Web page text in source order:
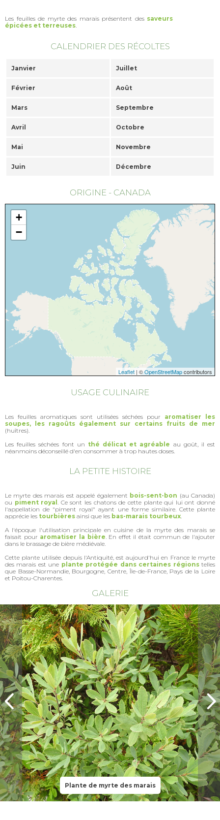
Les feuilles de myrte des marais présentent des saveurs
épicées et terreuses
CALENDRIER DES RÉCOLTES
Janvier Juillet
Février Août
Mars Septembre
Avril Octobre
Mai Novembre
Juin Décembre
ORIGINE - CANADA
+
−
Leaflet | ©OpenStreetMapcontributors
USAGE CULINAIRE
Les feuilles aromatiques sont utilisées séchées pour aromatiser les
soupes, les ragoûts également sur certains fruits de mer
(huîtres).
Les feuilles séchées font un thé délicat et agréable au goût, il est
néanmoins déconseillé d'en consommer à trop hautes doses.
LA PETITE HISTOIRE
Le myrte des marais est appelé également bois-sent-bon (au Canada)
ou piment royal. Ce sont les chatons de cette plante qui lui ont donné
l'appellation de "piment royal" ayant une forme similaire. Cette plante
apprécie les tourbières ainsi que les bas-marais tourbeux.
A l'époque l'utilisation principale en cuisine de la myrte des marais se
faisait pour aromatiser la bière. En effet il était commun de l'ajouter
dans le brassage de bière médiévale.
Cette plante utilisée depuis l'Antiquité, est aujourd'hui en France le myrte
des marais est une plante protégée dans certaines régionstelles
que Basse-Normandie, Bourgogne, Centre, Île-de-France, Pays de la Loire
et Poitou-Charentes.
GALERIE
Plante de myrte des marais